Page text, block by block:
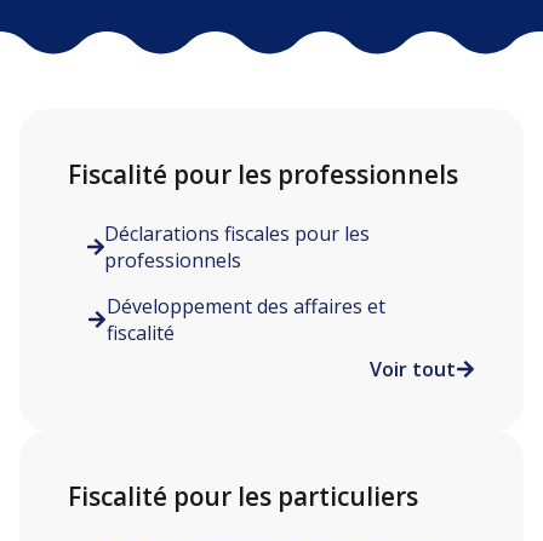
Fiscalité pour les professionnels
Déclarations fiscales pour les
professionnels
Développement des affaires et
fiscalité
Voir tout
Fiscalité pour les particuliers